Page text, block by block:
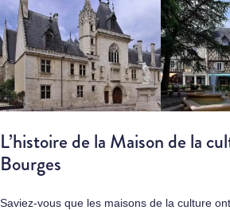
L’histoire de la Maison de la
Bourges
Saviez-vous que les maisons de la culture